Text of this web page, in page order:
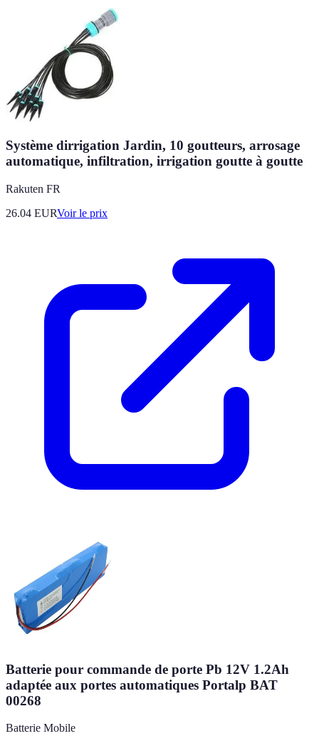
Système dirrigation Jardin, 10 goutteurs, arrosage
automatique, infiltration, irrigation goutte à goutte
Rakuten FR
26.04 EURVoir le prix
Batterie pour commande de porte Pb 12V 1.2Ah
adaptée aux portes automatiques Portalp BAT
00268
Batterie Mobile